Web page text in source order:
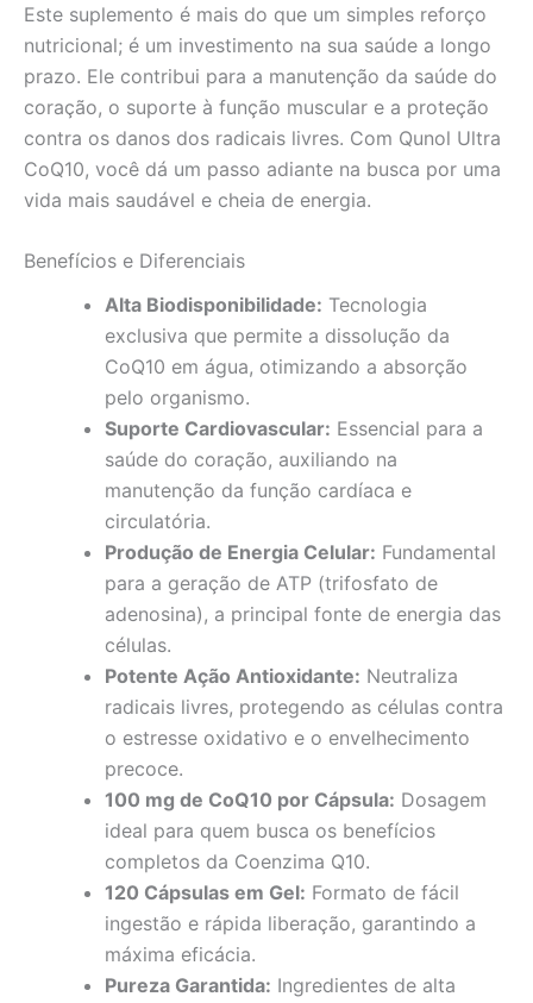
Este suplemento é mais do que um simples reforço
nutricional; é um investimento na sua saúde a longo
prazo. Ele contribui para a manutenção da saúde do
coração, o suporte à função muscular e a proteção
contra os danos dos radicais livres. Com Qunol Ultra
CoQ10, você dá um passo adiante na busca por uma
vida mais saudável e cheia de energia.
Benefícios e Diferenciais
Alta Biodisponibilidade: Tecnologia
exclusiva que permite a dissolução da
CoQ10 em água, otimizando a absorção
pelo organismo.
Suporte Cardiovascular: Essencial para a
saúde do coração, auxiliando na
manutenção da função cardíaca e
circulatória.
Produção de Energia Celular: Fundamental
para a geração de ATP (trifosfato de
adenosina), a principal fonte de energia das
células.
Potente Ação Antioxidante: Neutraliza
radicais livres, protegendo as células contra
o estresse oxidativo e o envelhecimento
precoce.
100 mg de CoQ10 por Cápsula: Dosagem
ideal para quem busca os benefícios
completos da Coenzima Q10.
120 Cápsulas em Gel: Formato de fácil
ingestão e rápida liberação, garantindo a
máxima eficácia.
Pureza Garantida: Ingredientes de alta